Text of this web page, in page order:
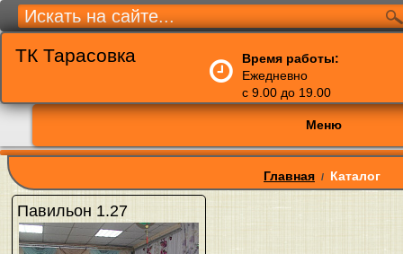
ТК Тарасовка
Время работы:
Ежедневно
с 9.00 до 19.00
Меню
Главная / Каталог
Павильон 1.27